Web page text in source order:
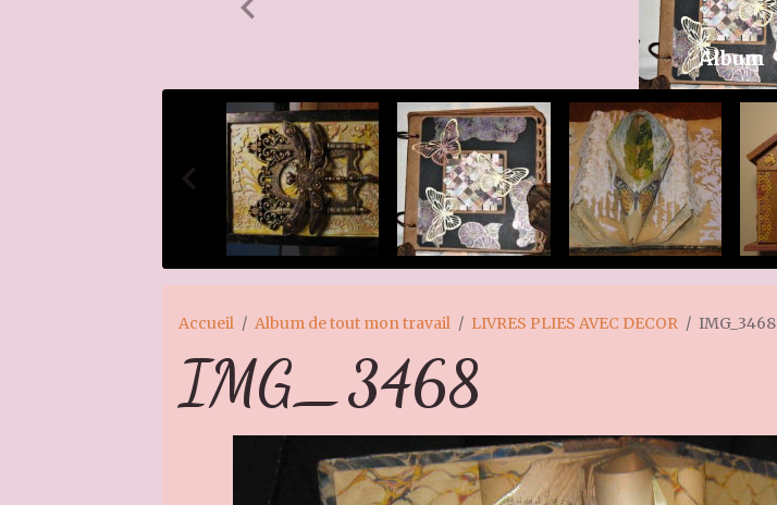
Album
Accueil Album de tout mon travail LIVRES PLIES AVEC DECOR IMG_3468
IMG_3468